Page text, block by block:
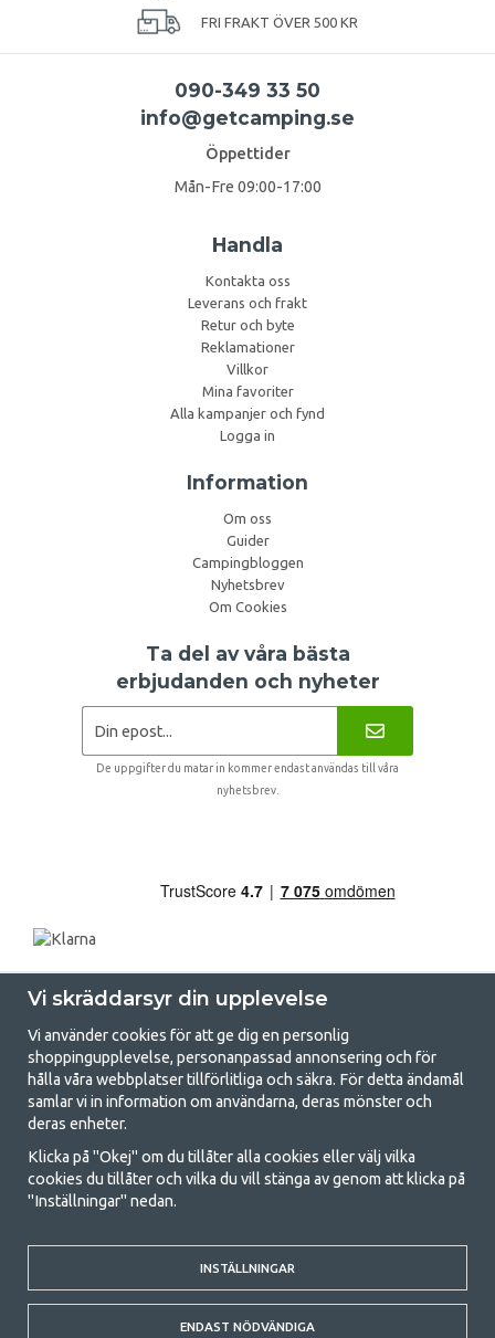
FRI FRAKT ÖVER 500 KR
090-349 33 50
info@getcamping.se
Öppettider
Mån-Fre 09:00-17:00
Handla
Kontakta oss
Leverans och frakt
Retur och byte
Reklamationer
Villkor
Mina favoriter
Alla kampanjer och fynd
Logga in
Information
Om oss
Guider
Campingbloggen
Nyhetsbrev
Om Cookies
Ta del av våra bästa
erbjudanden och nyheter
De uppgifter du matar in kommer endast användas till våra
nyhetsbrev.
GetCamping.se - Din butik för camping
och uteliv
Att campa kan antingen vara en livsstil eller ett sätt att samla familjen
för ett gemensamt äventyr. Oavsett vilken kategori du tillhör hittar du
med att campa så därför erbjuder vi riktigt bra priser på familjetält,
husvagnstält och all annan utrustning för camping och friluftsliv. Vårt
mål är att i varje priskategori erbjuda den bästa campingutrustningen
gällande kvalitet och funktionalitet. Ta gärna kontakt med oss om det
är något du saknar eller vill veta mer om.
Vi skräddarsyr din upplevelse
Vi använder cookies för att ge dig en personlig
shoppingupplevelse, personanpassad annonsering och för
hålla våra webbplatser tillförlitliga och säkra. För detta ändamål
samlar vi in information om användarna, deras mönster och
deras enheter.
Klicka på "Okej" om du tillåter alla cookies eller välj vilka
cookies du tillåter och vilka du vill stänga av genom att klicka på
"Inställningar" nedan.
INSTÄLLNINGAR
ENDAST NÖDVÄNDIGA